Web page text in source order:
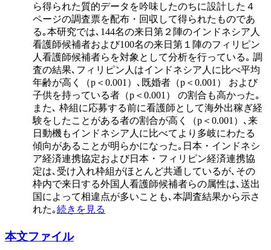
ら得られた質的データを吟味したのちに設計した４
ページの調査票を配布・回収して得られたものであ
る｡本研究では､144名の来日第２陣のインドネシア人
看護師候補者および100名の来日第１陣のフィリピン
人看護師候補者らを対象として分析を行っている｡ 調
査の結果､フィリピン人はインドネシア人に比べ平均
年齢が高く（p＜0.001）､既婚者（p＜0.001） および
子供を持っている者（p＜0.001） の割合も高かった｡
また､ 枠組に応募する前に看護師として海外出稼ぎ経
験をしたことがある者の割合が高く（p＜0.001）､来
日動機もインドネシア人に比べてより多岐にわたる
傾向があることが明らかになった｡日本・インドネシ
ア経済連携協定および日本・フィリピン経済連携協
定は､受け入れ枠組がほとんど共通しているが､その
枠内で来日する外国人看護師候補者らの属性は､送出
国によって相違点が多いことも､本調査結果から示さ
れた｡続きを見る
本文ファイル